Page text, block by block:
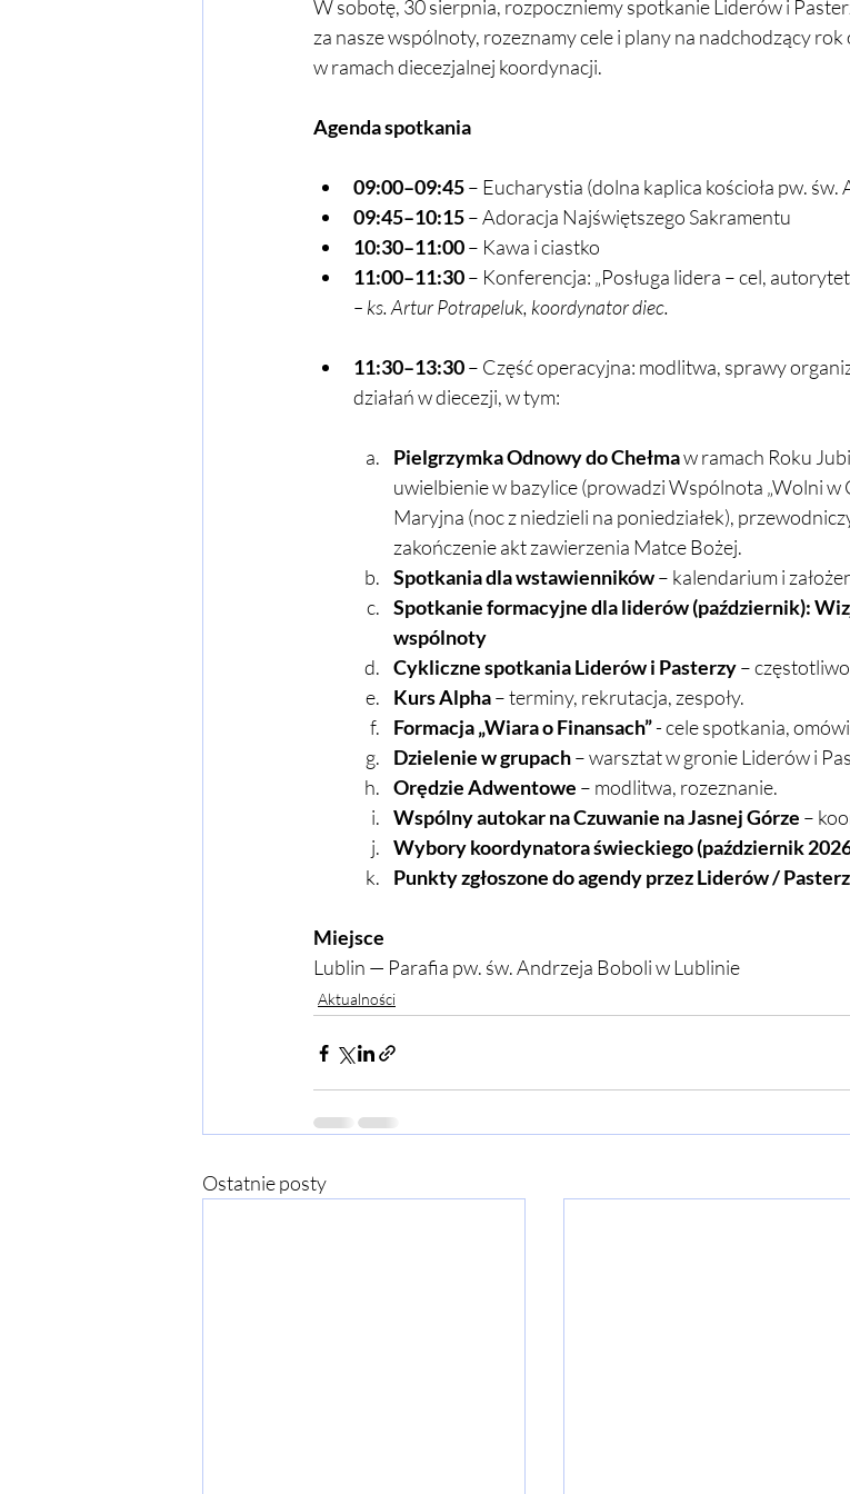
W sobotę, 30 sierpnia, rozpoczniemy spotkanie Liderów i
za nasze wspólnoty, rozeznamy cele i plany na nadchodzący
w ramach diecezjalnej koordynacji.
Agenda spotkania
09:00–09:45 – Eucharystia (dolna kaplica kościoła pw.
09:45–10:15 – Adoracja Najświętszego Sakramentu
10:30–11:00 – Kawa i ciastko
11:00–11:30 – Konferencja: „Posługa lidera – cel,
– ks. Artur Potrapeluk, koordynator diec.
11:30–13:30 – Część operacyjna: modlitwa, sprawy
działań w diecezji, w tym:
Pielgrzymka Odnowy do Chełma w ramach Roku
uwielbienie w bazylice (prowadzi Wspólnota „Wolni w
Maryjna (noc z niedzieli na poniedziałek),
zakończenie akt zawierzenia Matce Bożej.
Spotkania dla wstawienników – kalendarium i
Spotkanie formacyjne dla liderów (październik):
wspólnoty
Cykliczne spotkania Liderów i Pasterzy –
Kurs Alpha – terminy, rekrutacja, zespoły.
Formacja „Wiara o Finansach” - cele spotkania,
Dzielenie w grupach – warsztat w gronie Liderów i
Orędzie Adwentowe – modlitwa, rozeznanie.
Wspólny autokar na Czuwanie na Jasnej Górze –
Wybory koordynatora świeckiego (październik
Punkty zgłoszone do agendy przez Liderów /
Miejsce
Lublin — Parafia pw. św. Andrzeja Boboli w Lublinie
Aktualności
Ostatnie posty